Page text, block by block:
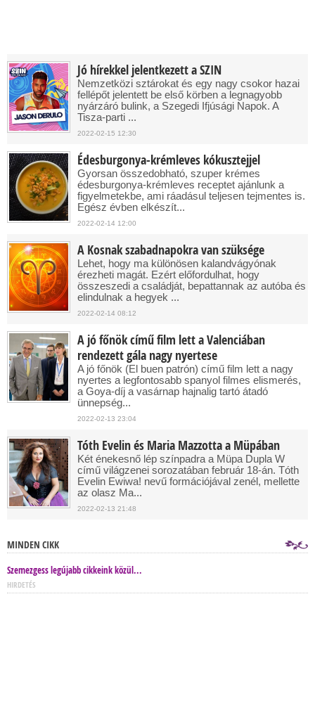
Jó hírekkel jelentkezett a SZIN
Nemzetközi sztárokat és egy nagy csokor hazai
fellépőt jelentett be első körben a legnagyobb
nyárzáró bulink, a Szegedi Ifjúsági Napok. A
Tisza-parti ...
2022-02-15 12:30
Édesburgonya-krémleves kókusztejjel
Gyorsan összedobható, szuper krémes
édesburgonya-krémleves receptet ajánlunk a
figyelmetekbe, ami ráadásul teljesen tejmentes is.
Egész évben elkészít...
2022-02-14 12:00
A Kosnak szabadnapokra van szüksége
Lehet, hogy ma különösen kalandvágyónak
érezheti magát. Ezért előfordulhat, hogy
összeszedi a családját, bepattannak az autóba és
elindulnak a hegyek ...
2022-02-14 08:12
A jó főnök című film lett a Valenciában
rendezett gála nagy nyertese
A jó főnök (El buen patrón) című film lett a nagy
nyertes a legfontosabb spanyol filmes elismerés,
a Goya-díj a vasárnap hajnalig tartó átadó
ünnepség...
2022-02-13 23:04
Tóth Evelin és Maria Mazzotta a Müpában
Két énekesnő lép színpadra a Müpa Dupla W
című világzenei sorozatában február 18-án. Tóth
Evelin Ewiwa! nevű formációjával zenél, mellette
az olasz Ma...
2022-02-13 21:48
MINDEN CIKK
Szemezgess legújabb cikkeink közül...
HIRDETÉS